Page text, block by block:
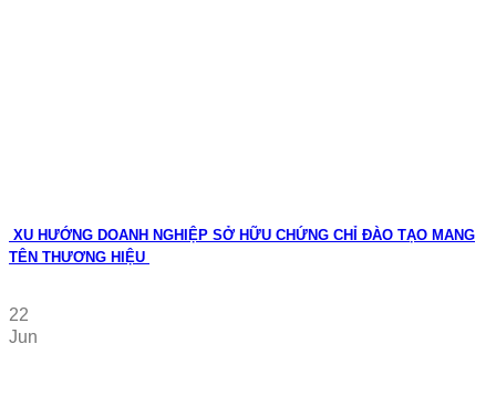
XU HƯỚNG DOANH NGHIỆP SỞ HỮU CHỨNG CHỈ ĐÀO TẠO MANG
TÊN THƯƠNG HIỆU
22
Jun